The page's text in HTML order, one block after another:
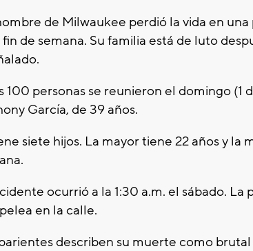
de Milwaukee perdió la vida en
de semana. Su familia está de luto
100 personas se reunieron el domingo (1
García, de 39 años.
siete hijos. La mayor tiene 22 años y la
ocurrió a la 1:30 a.m. el sábado.
en la calle.
describen su muerte como